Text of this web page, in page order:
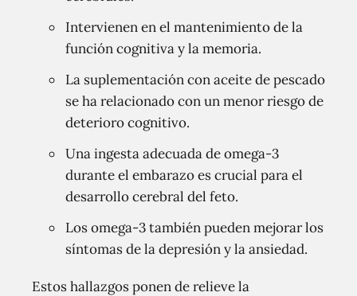
Intervienen en el mantenimiento de la
función cognitiva y la memoria.
La suplementación con aceite de pescado
se ha relacionado con un menor riesgo de
deterioro cognitivo.
Una ingesta adecuada de omega-3
durante el embarazo es crucial para el
desarrollo cerebral del feto.
Los omega-3 también pueden mejorar los
síntomas de la depresión y la ansiedad.
Estos hallazgos ponen de relieve la